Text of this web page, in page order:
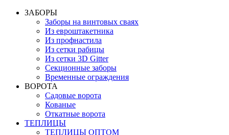
ЗАБОРЫ
Заборы на винтовых сваях
Из евроштакетника
Из профнастила
Из сетки рабицы
Из сетки 3D Gitter
Секционные заборы
Временные ограждения
ВОРОТА
Садовые ворота
Кованые
Откатные ворота
ТЕПЛИЦЫ
ТЕПЛИЦЫ ОПТОМ